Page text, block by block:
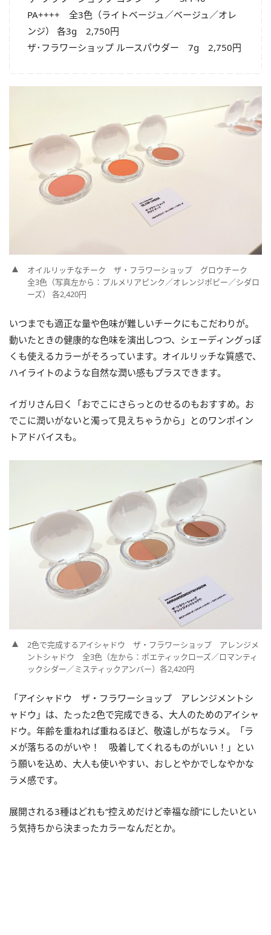
PA++++ 全3色（ライトベージュ／ベージュ／オレ
ンジ） 各3g 2,750円
ザ･フラワーショップ ルースパウダー 7g 2,750円
オイルリッチなチーク ザ・フラワーショップ グロウチーク
全3色（写真左から：プルメリアピンク／オレンジポピー／シダロ
ーズ） 各2,420円
いつまでも適正な量や色味が難しいチークにもこだわりが。
動いたときの健康的な色味を演出しつつ、シェーディングっぽ
くも使えるカラーがそろっています。オイルリッチな質感で、
ハイライトのような自然な潤い感もプラスできます。
イガリさん曰く「おでこにさらっとのせるのもおすすめ。お
でこに潤いがないと濁って見えちゃうから」とのワンポイン
トアドバイスも。
2色で完成するアイシャドウ ザ・フラワーショップ アレンジメ
ントシャドウ 全3色（左から：ポエティックローズ／ロマンティ
ックシダー／ミスティックアンバー）各2,420円
「アイシャドウ ザ・フラワーショップ アレンジメントシ
ャドウ」は、たった2色で完成できる、大人のためのアイシャ
ドウ。年齢を重ねれば重ねるほど、敬遠しがちなラメ。「ラ
メが落ちるのがいや！ 吸着してくれるものがいい！」とい
う願いを込め、大人も使いやすい、おしとやかでしなやかな
ラメ感です。
展開される3種はどれも“控えめだけど幸福な顔”にしたいとい
う気持ちから決まったカラーなんだとか。